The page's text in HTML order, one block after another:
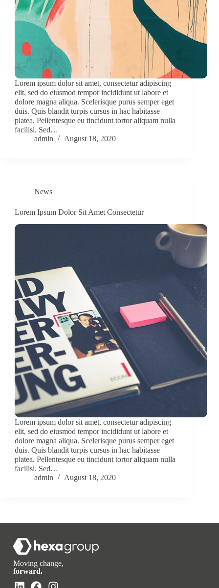
Lorem ipsum dolor sit amet, consectetur adipiscing
elit, sed do eiusmod tempor incididunt ut labore et
dolore magna aliqua. Scelerisque purus semper eget
duis. Quis blandit turpis cursus in hac habitasse
platea. Pellentesque eu tincidunt tortor aliquam nulla
facilisi. Sed…
admin
August 18, 2020
News
Lorem Ipsum Dolor Sit Amet Consectetur
Lorem ipsum dolor sit amet, consectetur adipiscing
elit, sed do eiusmod tempor incididunt ut labore et
dolore magna aliqua. Scelerisque purus semper eget
duis. Quis blandit turpis cursus in hac habitasse
platea. Pellentesque eu tincidunt tortor aliquam nulla
facilisi. Sed…
admin
August 18, 2020
Moving change,
forward.